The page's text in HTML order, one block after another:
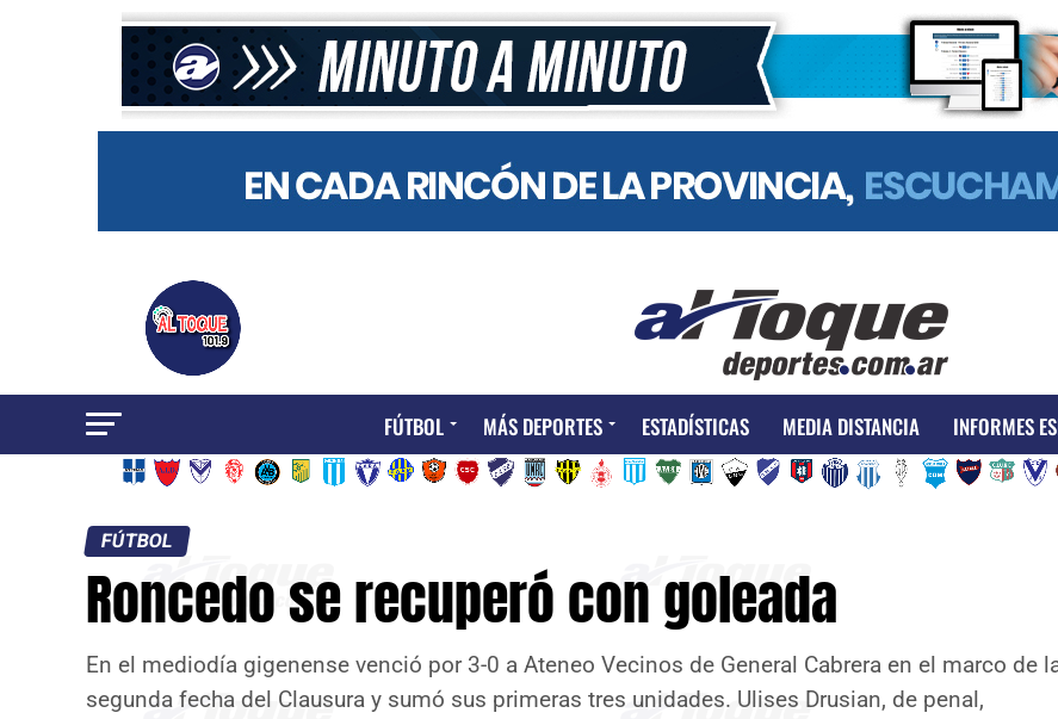
FÚTBOL MÁS DEPORTES ESTADÍSTICAS MEDIA DISTANCIA INFORMES
FÚTBOL
Roncedo se recuperó con goleada
En el mediodía gigenense venció por 3-0 a Ateneo Vecinos de General Cabrera en el marco de
segunda fecha del Clausura y sumó sus primeras tres unidades. Ulises Drusian, de penal,